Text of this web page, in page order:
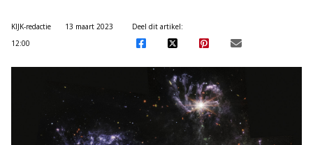
KIJK-redactie
13 maart 2023
12:00
Deel dit artikel: